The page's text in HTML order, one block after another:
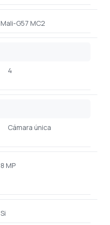
Mali-G57 MC2
4
Cámara única
8 MP
Si